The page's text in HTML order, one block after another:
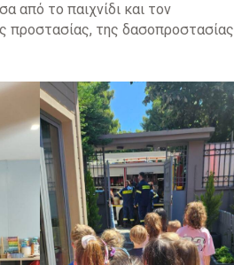
από το παιχνίδι και τον
προστασίας, της δασοπροστασίας